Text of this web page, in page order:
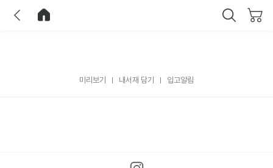
미리보기 내서재 담기 입고알림